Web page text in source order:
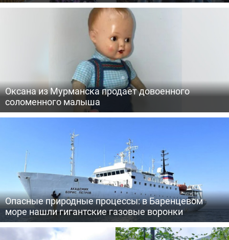
Оксана из Мурманска продает довоенного
соломенного малыша
Опасные природные процессы: в Баренцевом
море нашли гигантские газовые воронки